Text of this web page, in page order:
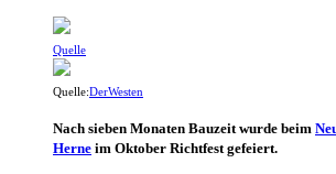
Quelle
Quelle:DerWesten
Nach sieben Monaten Bauzeit wurde beim
Herne im Oktober Richtfest gefeiert.